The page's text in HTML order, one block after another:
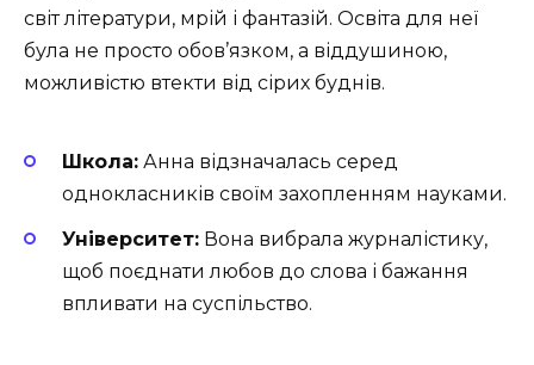
світ літератури, мрій і фантазій. Освіта для неї
була не просто обов’язком, а віддушиною,
можливістю втекти від сірих буднів.
Школа: Анна відзначалась серед
однокласників своїм захопленням науками.
Університет: Вона вибрала журналістику,
щоб поєднати любов до слова і бажання
впливати на суспільство.